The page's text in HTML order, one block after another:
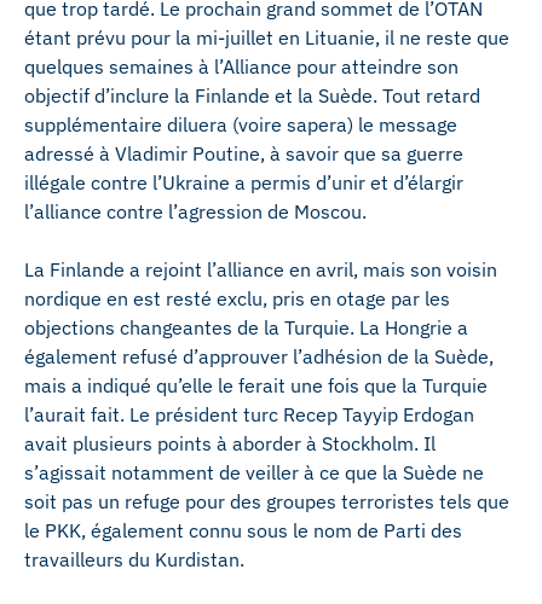
que trop tardé. Le prochain grand sommet de l’OTAN
étant prévu pour la mi-juillet en Lituanie, il ne reste que
quelques semaines à l’Alliance pour atteindre son
objectif d’inclure la Finlande et la Suède. Tout retard
supplémentaire diluera (voire sapera) le message
adressé à Vladimir Poutine, à savoir que sa guerre
illégale contre l’Ukraine a permis d’unir et d’élargir
l’alliance contre l’agression de Moscou.
La Finlande a rejoint l’alliance en avril, mais son voisin
nordique en est resté exclu, pris en otage par les
objections changeantes de la Turquie. La Hongrie a
également refusé d’approuver l’adhésion de la Suède,
mais a indiqué qu’elle le ferait une fois que la Turquie
l’aurait fait. Le président turc Recep Tayyip Erdogan
avait plusieurs points à aborder à Stockholm. Il
s’agissait notamment de veiller à ce que la Suède ne
soit pas un refuge pour des groupes terroristes tels que
le PKK, également connu sous le nom de Parti des
travailleurs du Kurdistan.